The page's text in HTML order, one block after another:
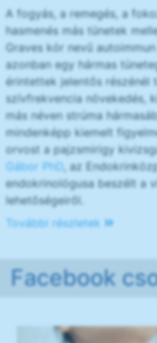
A fogyás, a remegés, a
hasmenés más tünetek
Graves kór nevű
azonban egy hármas
érintettek jelentős részénél
szívfrekvencia növekedés,
más néven strúma
mindenképp kiemelt
orvost a pajzsmirigy
Gábor PhD, az
endokrinológusa beszélt a
lehetőségeiről.
További részletek
Facebook